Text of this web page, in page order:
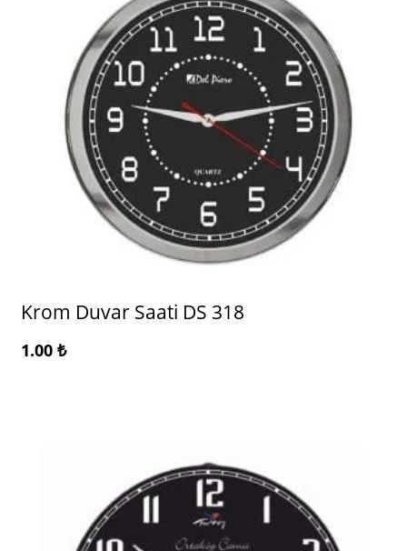
Krom Duvar Saati DS 318
1.00 ₺